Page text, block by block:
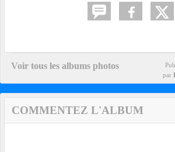
Voir tous les albums photos
par
COMMENTEZ L'ALBUM